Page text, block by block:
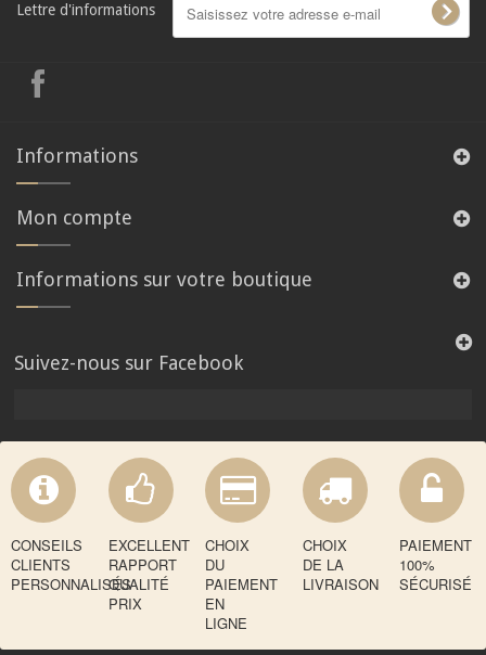
Lettre d'informations
Informations
Mon compte
Informations sur votre boutique
Suivez-nous sur Facebook
CONSEILS
CLIENTS
PERSONNALISÉS
EXCELLENT
RAPPORT
QUALITÉ
PRIX
CHOIX
DU
PAIEMENT
EN
LIGNE
CHOIX
DE LA
LIVRAISON
PAIEMENT
100%
SÉCURISÉ